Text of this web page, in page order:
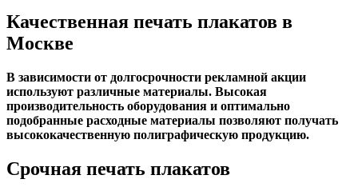
Качественная печать плакатов в
Москве
В зависимости от долгосрочности рекламной акции
используют различные материалы. Высокая
производительность оборудования и оптимально
подобранные расходные материалы позволяют получать
высококачественную полиграфическую продукцию.
Срочная печать плакатов